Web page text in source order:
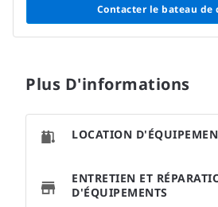
Contacter le bateau de
Plus D'informations
LOCATION
ENTRETIEN ET
D'ÉQUIPEMENTS